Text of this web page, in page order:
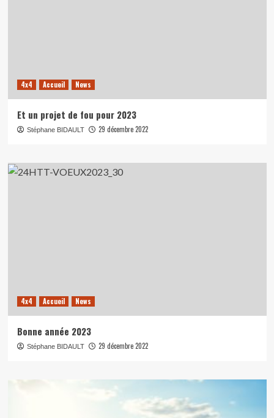
4x4 Accueil News
Et un projet de fou pour 2023
Stéphane BIDAULT 29 décembre 2022
4x4 Accueil News
Bonne année 2023
Stéphane BIDAULT 29 décembre 2022